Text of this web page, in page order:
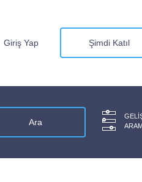
Giriş Yap Şimdi Katıl